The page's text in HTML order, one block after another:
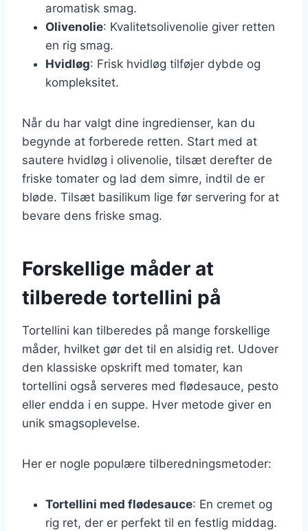
aromatisk smag.
Olivenolie: Kvalitetsolivenolie giver retten
en rig smag.
Hvidløg: Frisk hvidløg tilføjer dybde og
kompleksitet.
Når du har valgt dine ingredienser, kan du
begynde at forberede retten. Start med at
sautere hvidløg i olivenolie, tilsæt derefter de
friske tomater og lad dem simre, indtil de er
bløde. Tilsæt basilikum lige før servering for at
bevare dens friske smag.
Forskellige måder at
tilberede tortellini på
Tortellini kan tilberedes på mange forskellige
måder, hvilket gør det til en alsidig ret. Udover
den klassiske opskrift med tomater, kan
tortellini også serveres med flødesauce, pesto
eller endda i en suppe. Hver metode giver en
unik smagsoplevelse.
Her er nogle populære tilberedningsmetoder:
Tortellini med flødesauce: En cremet og
rig ret, der er perfekt til en festlig middag.